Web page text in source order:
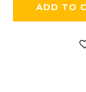
ADD TO